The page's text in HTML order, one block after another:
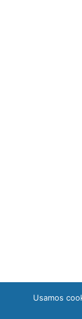
Usamos